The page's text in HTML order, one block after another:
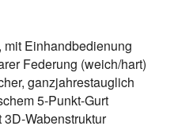
Einhandbedienung
Federung (weich/hart)
ganzjahrestauglich
5-Punkt-Gurt
Wabenstruktur